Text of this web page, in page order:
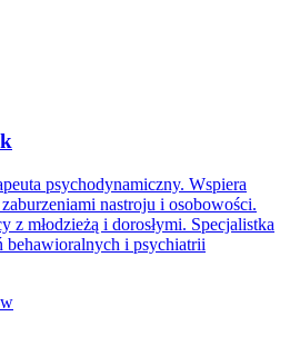
psychodynamiczny. Wspiera
nastroju i osobowości.
z młodzieżą i dorosłymi. Specjalistka
behawioralnych i psychiatrii